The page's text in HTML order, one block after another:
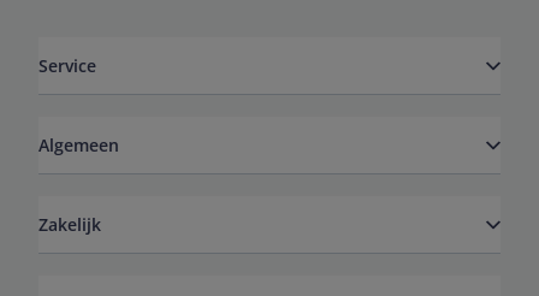
Service
Algemeen
Zakelijk